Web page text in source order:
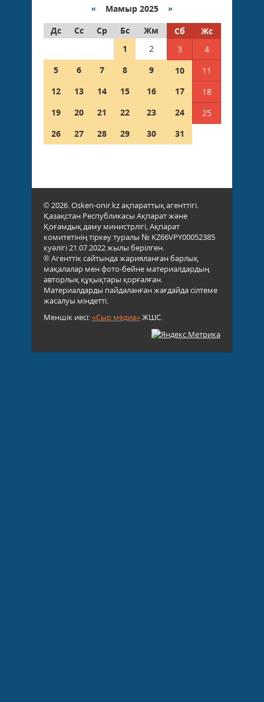
« Мамыр 2025 »
Дс
Сс Ср Бс Жм Сб
Жс
1
2 3
4
5
6 7 8 9 10
11
12
13 14 15 16 17
18
19
20 21 22 23 24
25
26
27 28 29 30 31
© 2026. Osken-onir.kz ақпараттық агенттігі.
Қазақстан Республикасы Ақпарат және
Қоғамдық даму министрлігі, Ақпарат
комитетінің тіркеу туралы № KZ66VPY00052385
куәлігі 21.07.2022 жылы берілген.
® Агенттік сайтында жарияланған барлық
мақалалар мен фото-бейне материалдардың
авторлық құқықтары қорғалған.
Материалдарды пайдаланған жағдайда сілтеме
жасалуы міндетті.
Меншік иесі:«Сыр медиа»ЖШС.